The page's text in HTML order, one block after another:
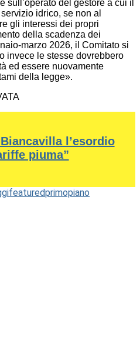
sull’operato del gestore a cui il
idrico, se non al
gli interessi dei propri
della scadenza dei
marzo 2026, il Comitato si
invece le stesse dovrebbero
ed essere nuovamente
della legge».
l’esordio
piuma”
featuredprimopiano